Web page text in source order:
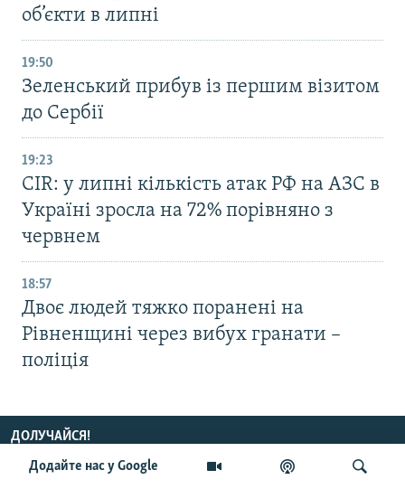
Додайте нас у Google
об’єкти в липні
19:50
Зеленський прибув із першим візитом
до Сербії
19:23
CIR: у липні кількість атак РФ на АЗС в
Україні зросла на 72% порівняно з
червнем
18:57
Двоє людей тяжко поранені на
Рівненщині через вибух гранати –
поліція
ДОЛУЧАЙСЯ!